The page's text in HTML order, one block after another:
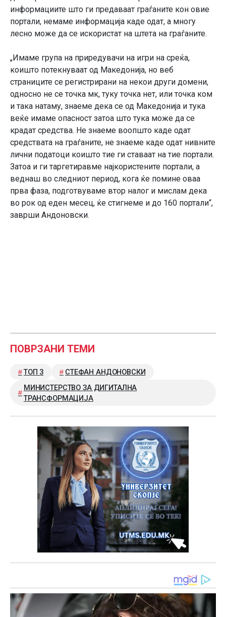
информациите што ги предаваат граѓаните кон овие
портали, немаме информација каде одат, а многу
лесно може да се искористат на штета на граѓаните.
„Имаме група на приредувачи на игри на среќа,
коишто потекнуваат од Македонија, но веб
страниците се регистрирани на некои други домени,
односно не се точка мк, туку точка нет, или точка ком
и така натаму, знаеме дека се од Македонија и тука
веќе имаме опасност затоа што тука може да се
крадат средства. Не знаеме воопшто каде одат
средствата на граѓаните, не знаеме каде одат нивните
лични податоци коишто тие ги ставаат на тие портали.
Затоа и ги таргетиравме најкористените портали, а
веднаш во следниот период, кога ќе помине оваа
прва фаза, подготвуваме втор налог и мислам дека
во рок од еден месец, ќе стигнеме и до 160 портали“,
заврши Андоновски.
ПОВРЗАНИ ТЕМИ
ТОП 3
СТЕФАН АНДОНОВСКИ
МИНИСТЕРСТВО ЗА ДИГИТАЛНА
ТРАНСФОРМАЦИЈА